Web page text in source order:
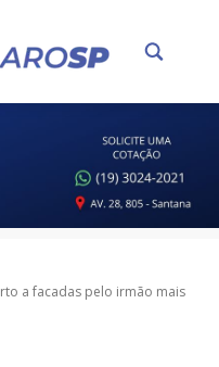
a facadas pelo irmão mais